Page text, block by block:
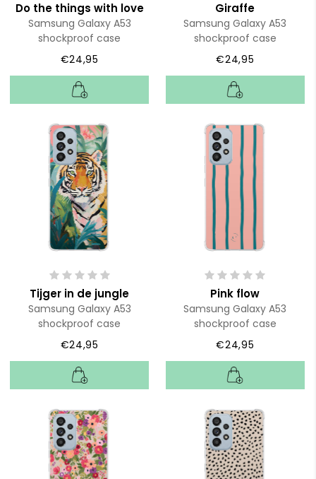
Do the things with love
Samsung Galaxy A53
shockproof case
€24,95
Giraffe
Samsung Galaxy A53
shockproof case
€24,95
Tijger in de jungle
Samsung Galaxy A53
shockproof case
€24,95
Pink flow
Samsung Galaxy A53
shockproof case
€24,95